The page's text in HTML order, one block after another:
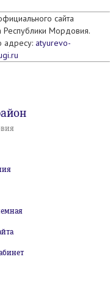
сайта
Республики Мордовия.
адресу: atyurevo-